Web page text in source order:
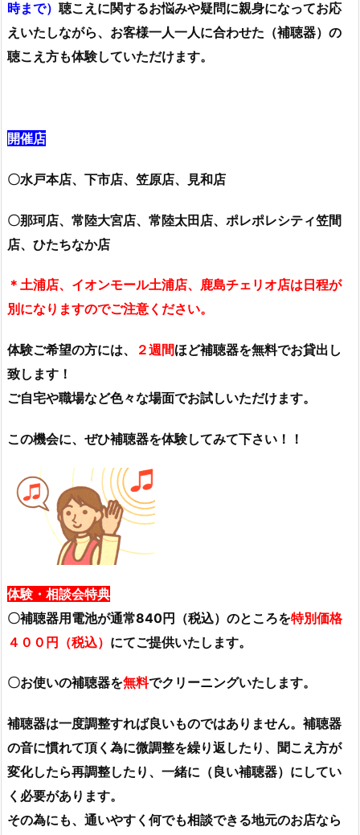
時まで） 聴こえに関するお悩みや疑問に親身になってお応
えいたしながら、お客様一人一人に合わせた（補聴器）の
聴こえ方も体験していただけます。
開催店
〇水戸本店、下市店、笠原店、見和店
〇那珂店、常陸大宮店、常陸太田店、ポレポレシティ笠間
店、ひたちなか店
＊土浦店、イオンモール土浦店、鹿島チェリオ店は日程が
別になりますのでご注意ください。
体験ご希望の方には、 ２週間ほど補聴器を無料でお貸出し
致します！
ご自宅や職場など色々な場面でお試しいただけます。
この機会に、ぜひ補聴器を体験してみて下さい！！
体験・相談会特典
〇補聴器用電池が通常840円（税込）のところを特別価格
４００円（税込） にてご提供いたします。
〇お使いの補聴器を無料でクリーニングいたします。
補聴器は一度調整すれば良いものではありません。補聴器
の音に慣れて頂く為に微調整を繰り返したり、聞こえ方が
変化したら再調整したり、一緒に（良い補聴器）にしてい
く必要があります。
その為に も、通いやすく何でも相談できる地元のお店なら